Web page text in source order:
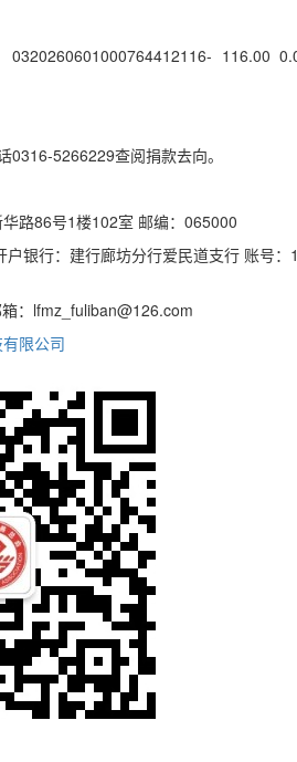
0320260601000764412116- 116.00
0316-5266229查阅捐款去向。
路86号1楼102室 邮编：065000
户银行：建行廊坊分行爱民道支行 账号
：lfmz_fuliban@126.com
限公司